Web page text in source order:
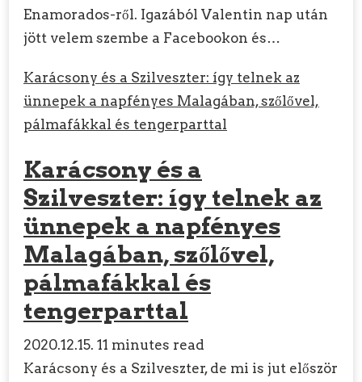
Enamorados-ről. Igazából Valentin nap után
jött velem szembe a Facebookon és…
Karácsony és a Szilveszter: így telnek az
ünnepek a napfényes Malagában, szőlővel,
pálmafákkal és tengerparttal
Karácsony és a
Szilveszter: így telnek az
ünnepek a napfényes
Malagában, szőlővel,
pálmafákkal és
tengerparttal
2020.12.15. 11 minutes read
Karácsony és a Szilveszter, de mi is jut először